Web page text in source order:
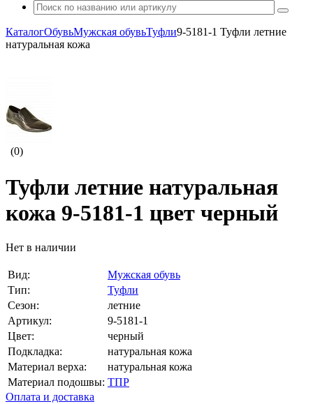
КаталогОбувьМужская обувьТуфли9-5181-1 Туфли летние
натуральная кожа
(0)
Туфли летние натуральная
кожа 9-5181-1 цвет черный
Нет в наличии
Вид:
Мужская обувь
Тип:
Туфли
Сезон:
летние
Артикул:
9-5181-1
Цвет:
черный
Подкладка:
натуральная кожа
Материал верха:
натуральная кожа
Материал подошвы: ТПР
Оплата и доставка